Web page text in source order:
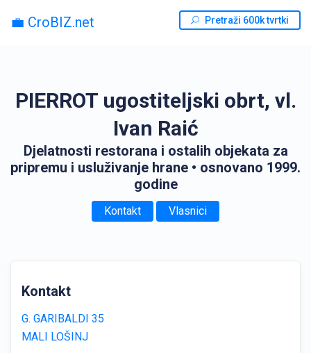
💼 CroBIZ.net Pretraži 600k tvrtki
PIERROT ugostiteljski obrt, vl.
Ivan Raić
Djelatnosti restorana i ostalih objekata za
pripremu i usluživanje hrane • osnovano 1999.
godine
Kontakt Vlasnici
Kontakt
G. GARIBALDI 35
MALI LOŠINJ